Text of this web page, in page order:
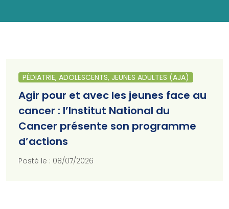
PÉDIATRIE, ADOLESCENTS, JEUNES ADULTES (AJA)
Agir pour et avec les jeunes face au
cancer : l’Institut National du
Cancer présente son programme
d’actions
Posté le : 08/07/2026